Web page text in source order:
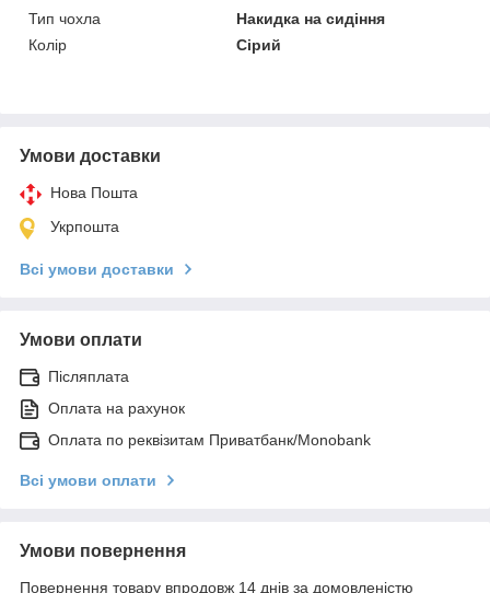
Тип чохла
Накидка на сидіння
Колір
Сірий
Умови доставки
Нова Пошта
Укрпошта
Всі умови доставки
Умови оплати
Післяплата
Оплата на рахунок
Оплата по реквізитам Приватбанк/Monobank
Всі умови оплати
Умови повернення
Повернення товару впродовж 14 днів за домовленістю